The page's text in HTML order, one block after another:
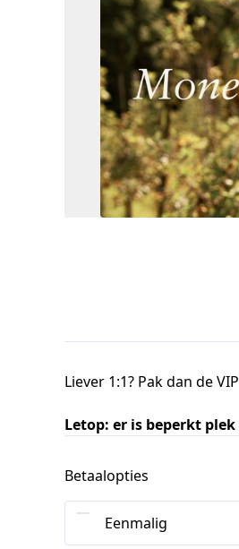
Liever 1:1? Pak dan de
Letop: er is beperkt plek
Betaalopties
Eenmalig